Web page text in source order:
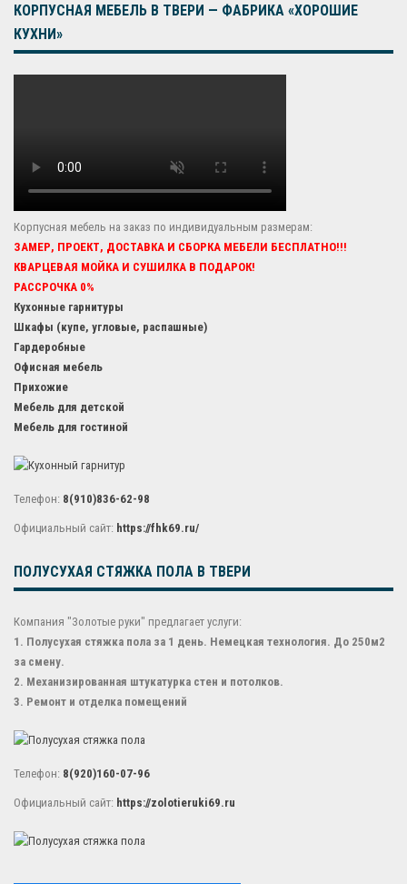
КОРПУСНАЯ МЕБЕЛЬ В ТВЕРИ — ФАБРИКА «ХОРОШИЕ
КУХНИ»
Корпусная мебель на заказ по индивидуальным размерам:
ЗАМЕР, ПРОЕКТ, ДОСТАВКА И СБОРКА МЕБЕЛИ БЕСПЛАТНО!!!
КВАРЦЕВАЯ МОЙКА И СУШИЛКА В ПОДАРОК!
РАССРОЧКА 0%
Кухонные гарнитуры
Шкафы (купе, угловые, распашные)
Гардеробные
Офисная мебель
Прихожие
Мебель для детской
Мебель для гостиной
Телефон: 8(910)836-62-98
Официальный сайт: https://fhk69.ru/
ПОЛУСУХАЯ СТЯЖКА ПОЛА В ТВЕРИ
Компания "Золотые руки" предлагает услуги:
1. Полусухая стяжка пола за 1 день. Немецкая технология. До 250м2
за смену.
2. Механизированная штукатурка стен и потолков.
3. Ремонт и отделка помещений
Телефон: 8(920)160-07-96
Официальный сайт: https://zolotieruki69.ru